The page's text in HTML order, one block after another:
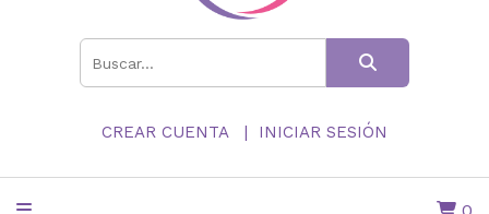
CREAR CUENTA INICIAR SESIÓN